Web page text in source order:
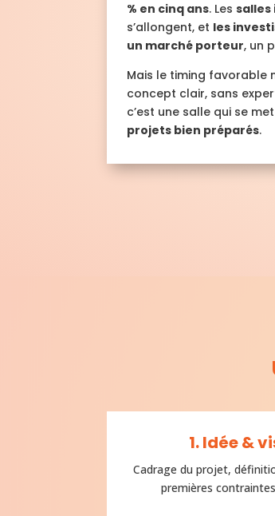
% en cinq ans. Lessalles
s’allongent, et les
un marché porteur, un
Mais le timing favorable
concept clair, sans
c’est une salle qui se
projets bien préparés.
1. Idée &
Cadrage du projet,
premières